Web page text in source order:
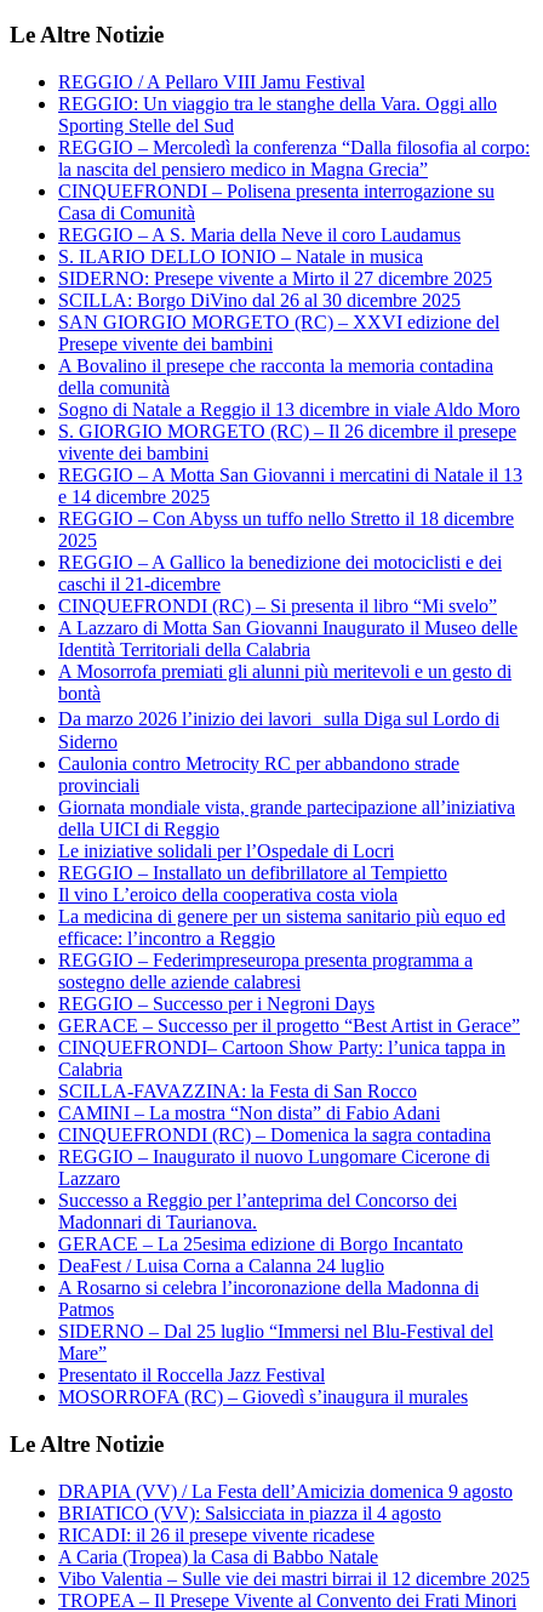
Le Altre Notizie
REGGIO / A Pellaro VIII Jamu Festival
REGGIO: Un viaggio tra le stanghe della Vara. Oggi allo
Sporting Stelle del Sud
REGGIO – Mercoledì la conferenza “Dalla filosofia al corpo:
la nascita del pensiero medico in Magna Grecia”
CINQUEFRONDI – Polisena presenta interrogazione su
Casa di Comunità
REGGIO – A S. Maria della Neve il coro Laudamus
S. ILARIO DELLO IONIO – Natale in musica
SIDERNO: Presepe vivente a Mirto il 27 dicembre 2025
SCILLA: Borgo DiVino dal 26 al 30 dicembre 2025
SAN GIORGIO MORGETO (RC) – XXVI edizione del
Presepe vivente dei bambini
A Bovalino il presepe che racconta la memoria contadina
della comunità
Sogno di Natale a Reggio il 13 dicembre in viale Aldo Moro
S. GIORGIO MORGETO (RC) – Il 26 dicembre il presepe
vivente dei bambini
REGGIO – A Motta San Giovanni i mercatini di Natale il 13
e 14 dicembre 2025
REGGIO – Con Abyss un tuffo nello Stretto il 18 dicembre
2025
REGGIO – A Gallico la benedizione dei motociclisti e dei
caschi il 21-dicembre
CINQUEFRONDI (RC) – Si presenta il libro “Mi svelo”
A Lazzaro di Motta San Giovanni Inaugurato il Museo delle
Identità Territoriali della Calabria
A Mosorrofa premiati gli alunni più meritevoli e un gesto di
bontà
Da marzo 2026 l’inizio dei lavori sulla Diga sul Lordo di
Siderno
Caulonia contro Metrocity RC per abbandono strade
provinciali
Giornata mondiale vista, grande partecipazione all’iniziativa
della UICI di Reggio
Le iniziative solidali per l’Ospedale di Locri
REGGIO – Installato un defibrillatore al Tempietto
Il vino L’eroico della cooperativa costa viola
La medicina di genere per un sistema sanitario più equo ed
efficace: l’incontro a Reggio
REGGIO – Federimpreseuropa presenta programma a
sostegno delle aziende calabresi
REGGIO – Successo per i Negroni Days
GERACE – Successo per il progetto “Best Artist in Gerace”
CINQUEFRONDI– Cartoon Show Party: l’unica tappa in
Calabria
SCILLA-FAVAZZINA: la Festa di San Rocco
CAMINI – La mostra “Non dista” di Fabio Adani
CINQUEFRONDI (RC) – Domenica la sagra contadina
REGGIO – Inaugurato il nuovo Lungomare Cicerone di
Lazzaro
Successo a Reggio per l’anteprima del Concorso dei
Madonnari di Taurianova.
GERACE – La 25esima edizione di Borgo Incantato
DeaFest / Luisa Corna a Calanna 24 luglio
A Rosarno si celebra l’incoronazione della Madonna di
Patmos
SIDERNO – Dal 25 luglio “Immersi nel Blu-Festival del
Mare”
Presentato il Roccella Jazz Festival
MOSORROFA (RC) – Giovedì s’inaugura il murales
Le Altre Notizie
DRAPIA (VV) / La Festa dell’Amicizia domenica 9 agosto
BRIATICO (VV): Salsicciata in piazza il 4 agosto
RICADI: il 26 il presepe vivente ricadese
A Caria (Tropea) la Casa di Babbo Natale
Vibo Valentia – Sulle vie dei mastri birrai il 12 dicembre 2025
TROPEA – Il Presepe Vivente al Convento dei Frati Minori